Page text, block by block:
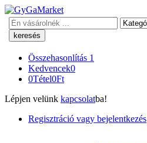
Keresés
Összehasonlítás 1
Kedvencek0
0Tétel0Ft
Lépjen velünk kapcsolatba!
Regisztráció vagy bejelentkezés